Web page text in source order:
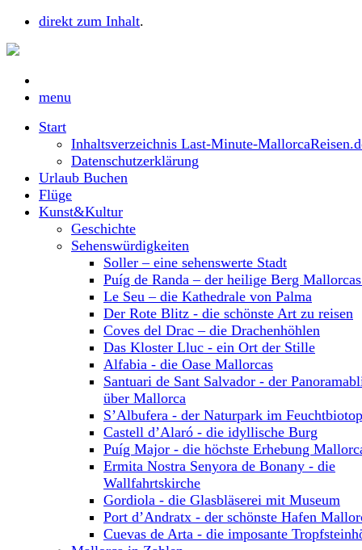
direkt zum Inhalt.
menu
Start
Inhaltsverzeichnis Last-Minute-
Datenschutzerklärung
Urlaub Buchen
Flüge
Kunst&Kultur
Geschichte
Sehenswürdigkeiten
Soller – eine sehenswerte Stadt
Puíg de Randa – der heilige Berg
Le Seu – die Kathedrale von Palma
Der Rote Blitz - die schönste Art zu reisen
Coves del Drac – die Drachenhöhlen
Das Kloster Lluc - ein Ort der Stille
Alfabia - die Oase Mallorcas
Santuari de Sant Salvador - der
über Mallorca
S’Albufera - der Naturpark im Feuchtbiotop
Castell d’Alaró - die idyllische Burg
Puíg Major - die höchste Erhebung
Ermita Nostra Senyora de Bonany - die
Wallfahrtskirche
Gordiola - die Glasbläserei mit Museum
Port d’Andratx - der schönste Hafen
Cuevas de Arta - die imposante